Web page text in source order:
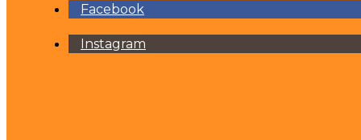
Facebook
Instagram